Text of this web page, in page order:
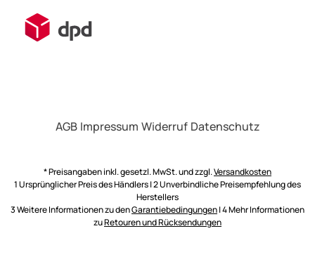
AGB Impressum Widerruf Datenschutz
* Preisangaben inkl. gesetzl. MwSt. und zzgl.Versandkosten
1 Ursprünglicher Preis des Händlers | 2 Unverbindliche Preisempfehlung des
Herstellers
3 Weitere Informationen zu denGarantiebedingungen| 4 Mehr Informationen
zuRetouren und Rücksendungen